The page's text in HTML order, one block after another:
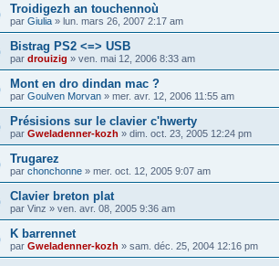
Troidigezh an touchennoù
par Giulia » lun. mars 26, 2007 2:17 am
Bistrag PS2 <=> USB
par drouizig » ven. mai 12, 2006 8:33 am
Mont en dro dindan mac ?
par Goulven Morvan » mer. avr. 12, 2006 11:55 am
Présisions sur le clavier c'hwerty
par Gweladenner-kozh » dim. oct. 23, 2005 12:24 pm
Trugarez
par chonchonne » mer. oct. 12, 2005 9:07 am
Clavier breton plat
par Vinz » ven. avr. 08, 2005 9:36 am
K barrennet
par Gweladenner-kozh » sam. déc. 25, 2004 12:16 pm